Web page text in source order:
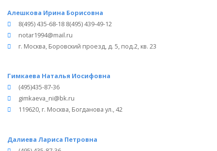
Алешкова Ирина Борисовна
8(495) 435-68-18 8(495) 439-49-12
notar1994@mail.ru
г. Москва, Боровский проезд, д. 5, под.2, кв. 23
Гимкаева Наталья Иосифовна
(495)435-87-36
gimkaeva_ni@bk.ru
119620, г. Москва, Богданова ул., 42
Далиева Лариса Петровна